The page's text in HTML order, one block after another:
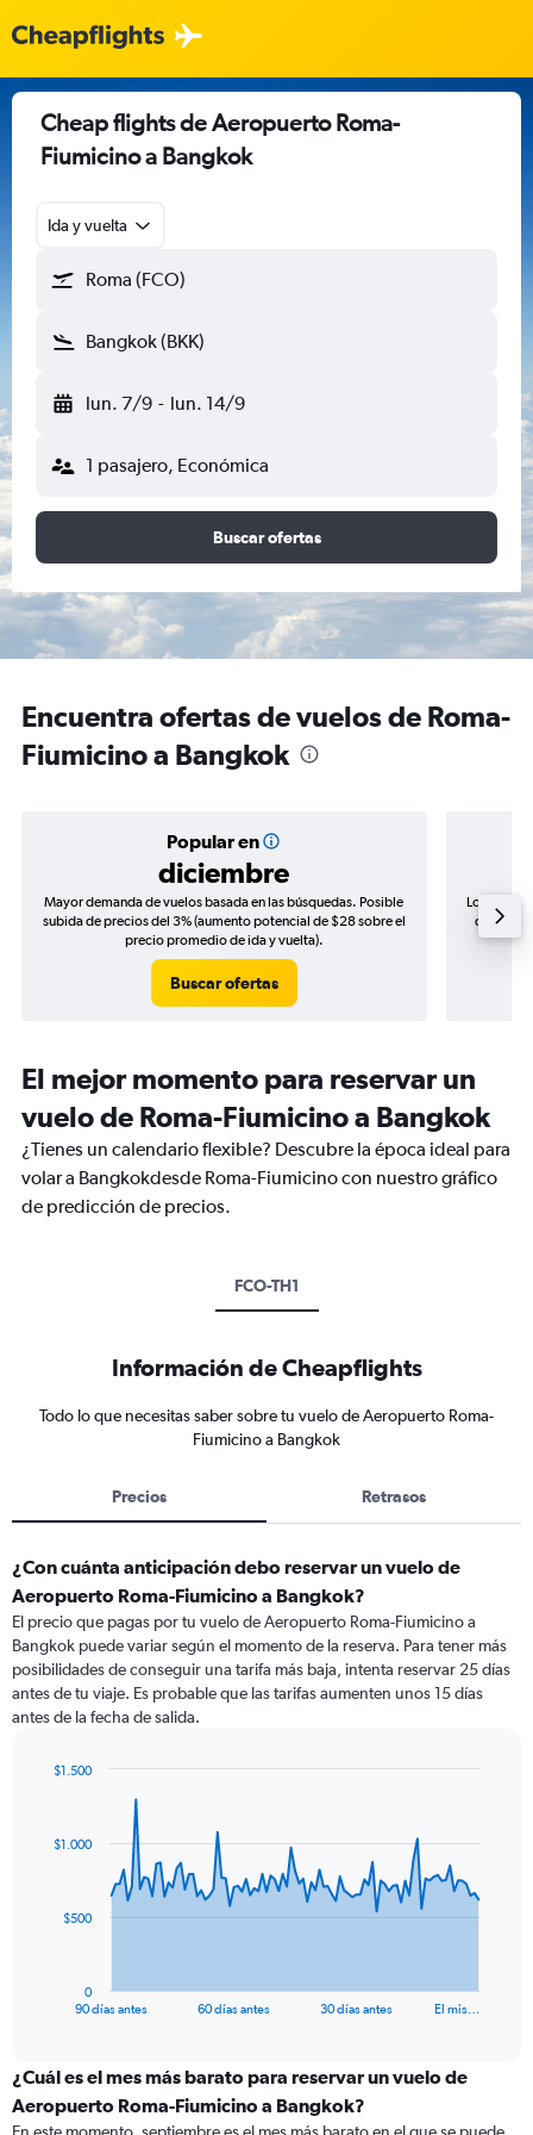
Cheap flights de Aeropuerto Roma-
Fiumicino a Bangkok
Ida y vuelta
Roma (FCO)
Bangkok (BKK)
lun. 7/9 - lun. 14/9
1 pasajero, Económica
Buscar ofertas
Encuentra ofertas de vuelos de Roma-
Fiumicino a Bangkok
Popular en
diciembre
Mayor demanda de vuelos basada en las búsquedas. Posible
subida de precios del 3% (aumento potencial de $28 sobre el
precio promedio de ida y vuelta).
Buscar ofertas
Los
de
El mejor momento para reservar un
vuelo de Roma-Fiumicino a Bangkok
¿Tienes un calendario flexible? Descubre la época ideal para
volar a Bangkokdesde Roma-Fiumicino con nuestro gráfico
de predicción de precios.
FCO-TH1
Información de Cheapflights
Todo lo que necesitas saber sobre tu vuelo de Aeropuerto Roma-
Fiumicino a Bangkok
Precios Retrasos
¿Con cuánta anticipación debo reservar un vuelo de
Aeropuerto Roma-Fiumicino a Bangkok?
El precio que pagas por tu vuelo de Aeropuerto Roma-Fiumicino a
Bangkok puede variar según el momento de la reserva. Para tener más
posibilidades de conseguir una tarifa más baja, intenta reservar 25 días
antes de tu viaje. Es probable que las tarifas aumenten unos 15 días
antes de la fecha de salida.
data
The
categories.
Range:
91
90 días antes 60 días antes 30 días antes El mis…
0
$500
$1.000
$1.500
¿Cuál es el mes más barato para reservar un vuelo de
Aeropuerto Roma-Fiumicino a Bangkok?